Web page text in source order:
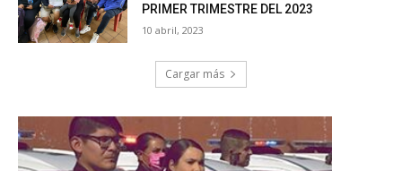
PRIMER TRIMESTRE DEL 2023
10 abril, 2023
Cargar más